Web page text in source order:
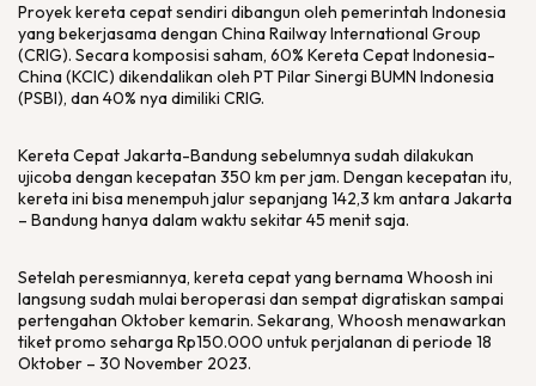
Proyek kereta cepat sendiri dibangun oleh pemerintah Indonesia
yang bekerjasama dengan China Railway International Group
(CRIG). Secara komposisi saham, 60% Kereta Cepat Indonesia-
China (KCIC) dikendalikan oleh PT Pilar Sinergi BUMN Indonesia
(PSBI), dan 40% nya dimiliki CRIG.
Kereta Cepat Jakarta-Bandung sebelumnya sudah dilakukan
ujicoba dengan kecepatan 350 km per jam. Dengan kecepatan itu,
kereta ini bisa menempuh jalur sepanjang 142,3 km antara Jakarta
– Bandung hanya dalam waktu sekitar 45 menit saja.
Setelah peresmiannya, kereta cepat yang bernama Whoosh ini
langsung sudah mulai beroperasi dan sempat digratiskan sampai
pertengahan Oktober kemarin. Sekarang, Whoosh menawarkan
tiket promo seharga Rp150.000 untuk perjalanan di periode 18
Oktober – 30 November 2023.